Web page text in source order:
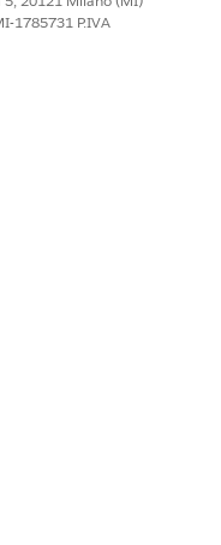
1785731 P.IVA